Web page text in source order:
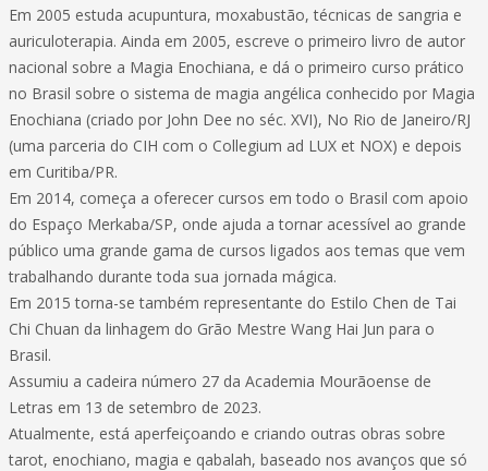
Em 2005 estuda acupuntura, moxabustão, técnicas de sangria e
auriculoterapia. Ainda em 2005, escreve o primeiro livro de autor
nacional sobre a Magia Enochiana, e dá o primeiro curso prático
no Brasil sobre o sistema de magia angélica conhecido por Magia
Enochiana (criado por John Dee no séc. XVI), No Rio de Janeiro/RJ
(uma parceria do CIH com o Collegium ad LUX et NOX) e depois
em Curitiba/PR.
Em 2014, começa a oferecer cursos em todo o Brasil com apoio
do Espaço Merkaba/SP, onde ajuda a tornar acessível ao grande
público uma grande gama de cursos ligados aos temas que vem
trabalhando durante toda sua jornada mágica.
Em 2015 torna-se também representante do Estilo Chen de Tai
Chi Chuan da linhagem do Grão Mestre Wang Hai Jun para o
Brasil.
Assumiu a cadeira número 27 da Academia Mourãoense de
Letras em 13 de setembro de 2023.
Atualmente, está aperfeiçoando e criando outras obras sobre
tarot, enochiano, magia e qabalah, baseado nos avanços que só